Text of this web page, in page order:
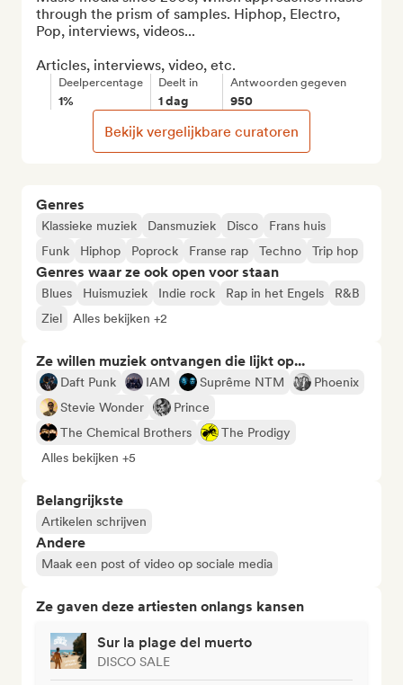
Genres
Klassieke muziek Dansmuziek Disco
Frans huis
Funk
Hiphop Poprock Franse rap Techno Trip hop
Genres waar ze ook open voor staan
Blues Huismuziek Indie rock Rap in het Engels
R&B
Ziel
Alles bekijken +2
Ze willen muziek ontvangen die lijkt op...
Daft Punk IAM Suprême NTM
Phoenix
Stevie Wonder
Prince
The Chemical Brothers
The Prodigy
Alles bekijken +5
Belangrijkste
Artikelen schrijven
Andere
Maak een post of video op sociale media
Ze gaven deze artiesten onlangs kansen
Sur la plage del muerto
DISCO SALE
through the prism of samples. Hiphop, Electro,
Pop, interviews, videos...
Articles, interviews, video, etc.
Deelpercentage
1%
Deelt in
1 dag
Antwoorden gegeven
950
Bekijk vergelijkbare curatoren